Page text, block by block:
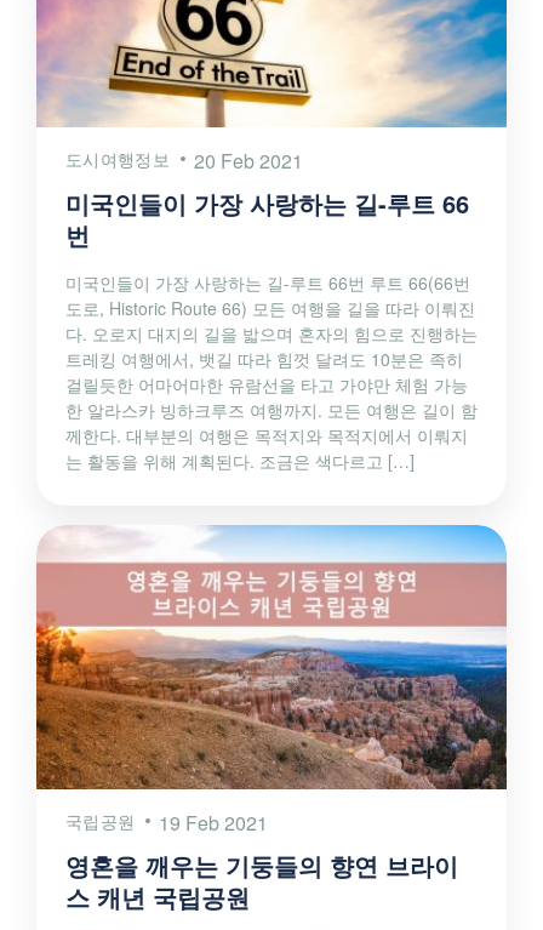
도시여행정보 20 Feb 2021
미국인들이 가장 사랑하는 길-루트 66
번
미국인들이 가장 사랑하는 길-루트 66번 루트 66(66번
도로, Historic Route 66) 모든 여행을 길을 따라 이뤄진
다. 오로지 대지의 길을 밟으며 혼자의 힘으로 진행하는
트레킹 여행에서, 뱃길 따라 힘껏 달려도 10분은 족히
걸릴듯한 어마어마한 유람선을 타고 가야만 체험 가능
한 알라스카 빙하크루즈 여행까지. 모든 여행은 길이 함
께한다. 대부분의 여행은 목적지와 목적지에서 이뤄지
는 활동을 위해 계획된다. 조금은 색다르고 […]
국립공원 19 Feb 2021
영혼을 깨우는 기둥들의 향연 브라이
스 캐년 국립공원